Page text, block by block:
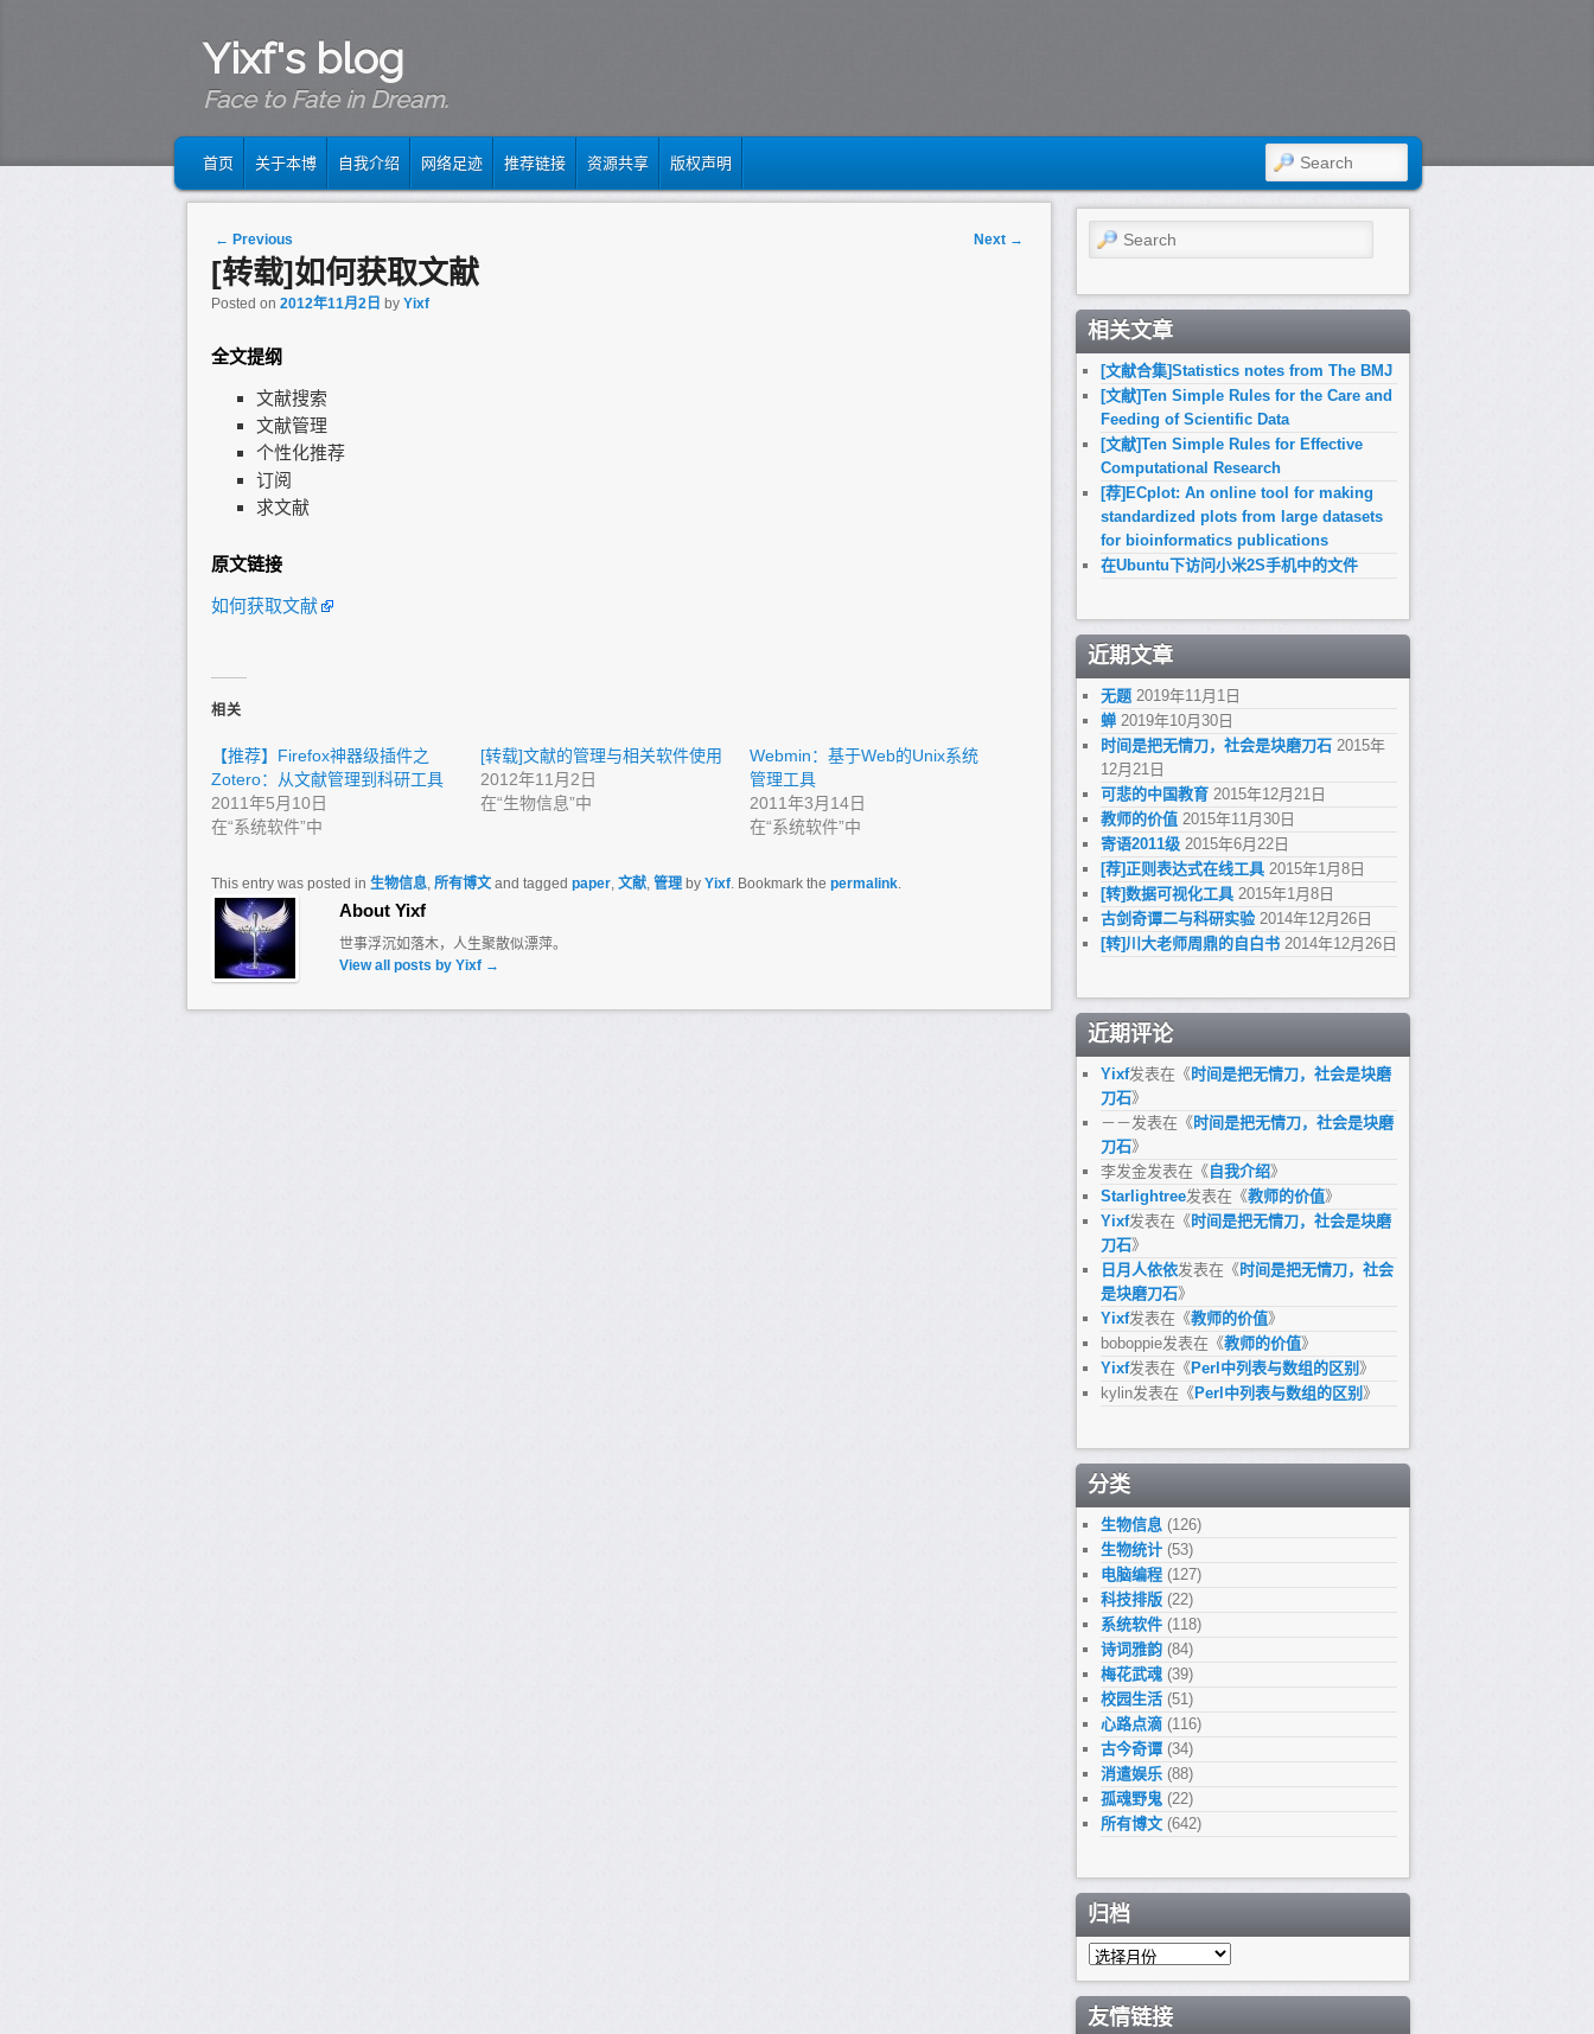
Yixf's blog
Face to Fate in Dream.
MAIN MENU
SKIP TO PRIMARY CONTENT
SKIP TO SECONDARY CONTENT
首页 关于本博 自我介绍 网络足迹 推荐链接 资源共享 版权声明 SEARCH
Post navigation
← Previous Next →
[转载]如何获取文献
Posted on 2012年11月2日 by Yixf
全文提纲
文献搜索
文献管理
个性化推荐
订阅
求文献
原文链接
如何获取文献
相关
【推荐】Firefox神器级插件之
Zotero：从文献管理到科研工具
2011年5月10日
在“系统软件”中
[转载]文献的管理与相关软件使用
2012年11月2日
在“生物信息”中
Webmin：基于Web的Unix系统
管理工具
2011年3月14日
在“系统软件”中
This entry was posted in 生物信息, 所有博文 and tagged paper, 文献, 管理 by Yixf. Bookmark the permalink.
About Yixf
世事浮沉如落木，人生聚散似漂萍。
View all posts by Yixf →
Search
相关文章
[文献合集]Statistics notes from The BMJ
[文献]Ten Simple Rules for the Care and
Feeding of Scientific Data
[文献]Ten Simple Rules for Effective
Computational Research
[荐]ECplot: An online tool for making
standardized plots from large datasets
for bioinformatics publications
在Ubuntu下访问小米2S手机中的文件
近期文章
无题 2019年11月1日
蝉 2019年10月30日
时间是把无情刀，社会是块磨刀石 2015年
12月21日
可悲的中国教育 2015年12月21日
教师的价值 2015年11月30日
寄语2011级 2015年6月22日
[荐]正则表达式在线工具 2015年1月8日
[转]数据可视化工具 2015年1月8日
古剑奇谭二与科研实验 2014年12月26日
[转]川大老师周鼎的自白书 2014年12月26日
近期评论
Yixf发表在《 时间是把无情刀，社会是块磨
刀石》
－－发表在《 时间是把无情刀，社会是块磨
刀石》
李发金发表在《 自我介绍》
Starlightree发表在《教师的价值》
Yixf发表在《 时间是把无情刀，社会是块磨
刀石》
日月人依依发表在《 时间是把无情刀，社会
是块磨刀石》
Yixf发表在《教师的价值》
boboppie发表在《教师的价值》
Yixf发表在《 Perl中列表与数组的区别 》
kylin发表在《 Perl中列表与数组的区别 》
分类
生物信息 (126)
生物统计 (53)
电脑编程 (127)
科技排版 (22)
系统软件 (118)
诗词雅韵 (84)
梅花武魂 (39)
校园生活 (51)
心路点滴 (116)
古今奇谭 (34)
消遣娱乐 (88)
孤魂野鬼 (22)
所有博文 (642)
归档
归
友情链接